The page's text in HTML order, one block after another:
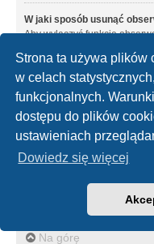
Strona ta używa plików
w celach
funkcjonalnych.
dostępu do plików
ustawieniach
Dowiedz się więcej
W jaki sposób usunąć
Aby wyłączyć funkcję
panelu zarządzania kontem
tym miejscu można
Na górę
Załączniki
Jakie typy załączników są
Każdy administrator witryny
pewne typy załączników.
jakich typów załączników
administratorem witryny.
Na górę